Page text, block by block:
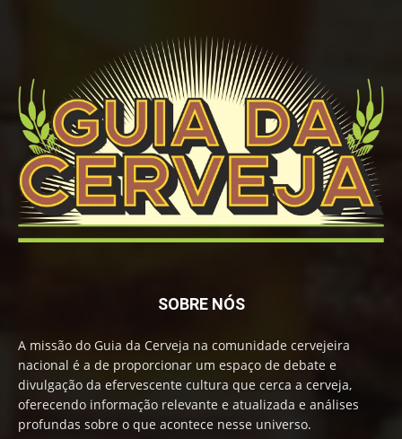
SOBRE NÓS
A missão do Guia da Cerveja na comunidade cervejeira
nacional é a de proporcionar um espaço de debate e
divulgação da efervescente cultura que cerca a cerveja,
oferecendo informação relevante e atualizada e análises
profundas sobre o que acontece nesse universo.